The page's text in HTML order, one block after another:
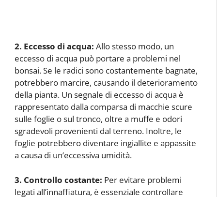
2. Eccesso di acqua: Allo stesso modo, un
eccesso di acqua può portare a problemi nel
bonsai. Se le radici sono costantemente bagnate,
potrebbero marcire, causando il deterioramento
della pianta. Un segnale di eccesso di acqua è
rappresentato dalla comparsa di macchie scure
sulle foglie o sul tronco, oltre a muffe e odori
sgradevoli provenienti dal terreno. Inoltre, le
foglie potrebbero diventare ingiallite e appassite
a causa di un’eccessiva umidità.
3. Controllo costante: Per evitare problemi
legati all’innaffiatura, è essenziale controllare